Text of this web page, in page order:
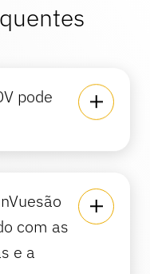
pode
com as
e a